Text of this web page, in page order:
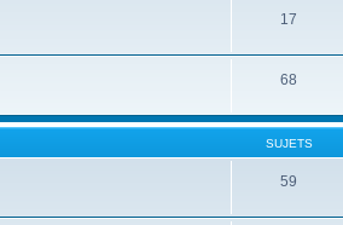
17
68
SUJETS
59